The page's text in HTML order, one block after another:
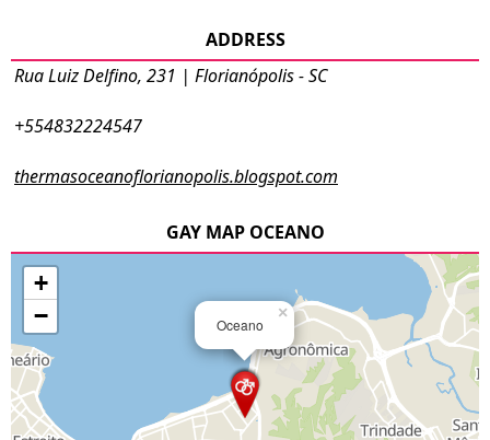
ADDRESS
Rua Luiz Delfino, 231 | Florianópolis - SC
+554832224547
thermasoceanoflorianopolis.blogspot.com
GAY MAP OCEANO
Oceano
×
+
−